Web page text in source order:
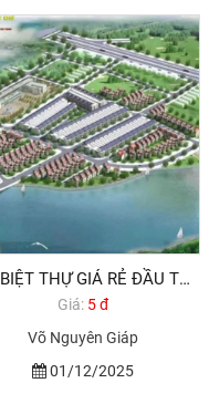
ĐẤT BIỆT THỰ GIÁ RẺ ĐẦU TƯ TP VŨNG TÀU
Giá: 5 đ
Võ Nguyên Giáp
01/12/2025